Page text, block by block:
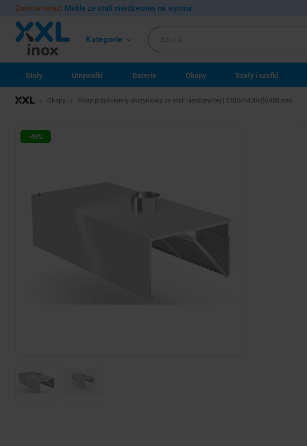
Zamów teraz! Meble ze stali nierdzewnej na wymiar
Kategorie
Stoły Umywalki Baterie Okapy Szafy i szafki
Okapy Okap przyścienny skrzyniowy ze stali nierdzewnej | 2100x1400x(h)450 mm
-49%